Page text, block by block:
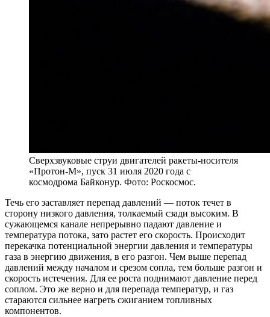
Сверхзвуковые струи двигателей ракеты-носителя
«Протон-М», пуск 31 июля 2020 года с
космодрома Байконур. Фото: Роскосмос.
Течь его заставляет перепад давлений — поток течет в
сторону низкого давления, толкаемый сзади высоким. В
сужающемся канале непрерывно падают давление и
температура потока, зато растет его скорость. Происходит
перекачка потенциальной энергии давления и температуры
газа в энергию движения, в его разгон. Чем выше перепад
давлений между началом и срезом сопла, тем больше разгон и
скорость истечения. Для ее роста поднимают давление перед
соплом. Это же верно и для перепада температур, и газ
стараются сильнее нагреть сжиганием топливных
компонентов.